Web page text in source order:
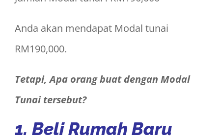
Anda akan mendapat Modal tunai
RM190,000.
Tetapi, Apa orang buat dengan Modal
Tunai tersebut?
1. Beli Rumah Baru